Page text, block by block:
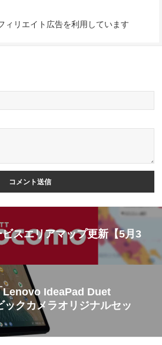
ィリエイト広告を利用しています
スエリアマップ更新【5月3
Lenovo IdeaPad Duet
クカメラオリジナルセッ